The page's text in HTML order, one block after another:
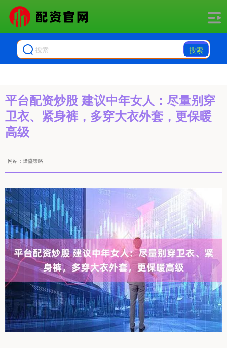
搜索
平台配资炒股 建议中年女人：尽量别穿
卫衣、紧身裤，多穿大衣外套，更保暖
高级
网站：隆盛策略